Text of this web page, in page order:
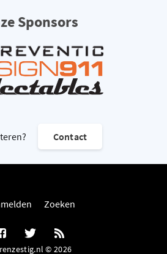
Sponsors
Contact
Zoeken
© 2026